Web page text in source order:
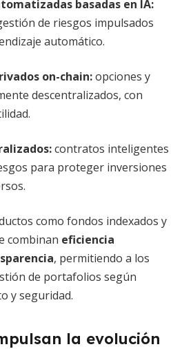
basadas en IA:
de riesgos impulsados
automático.
on-chain:opciones y
descentralizados, con
:contratos inteligentes
para proteger inversiones
como fondos indexados y
combinan eficiencia
, permitiendo a los
de portafolios según
y seguridad.
la evolución